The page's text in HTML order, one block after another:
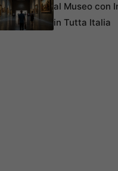
al Museo con
in Tutta Italia